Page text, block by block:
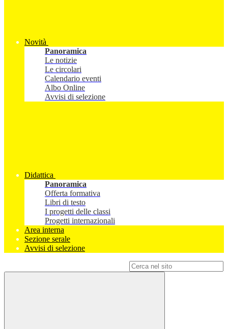
Novità
Panoramica
Le notizie
Le circolari
Calendario eventi
Albo Online
Avvisi di selezione
Didattica
Panoramica
Offerta formativa
Libri di testo
I progetti delle classi
Progetti internazionali
Area interna
Sezione serale
Avvisi di selezione